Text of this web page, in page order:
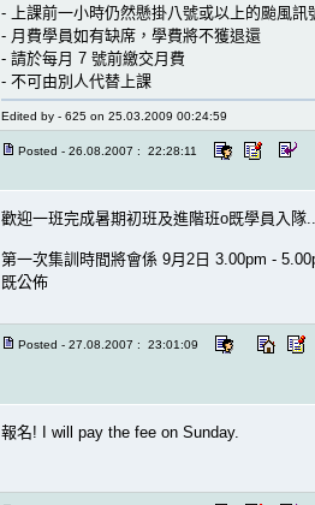
- 上課前一小時仍然懸掛八號或以上的颱風
- 月費學員如有缺席，學費將不獲退還
- 請於每月 7 號前繳交月費
- 不可由別人代替上課
Edited by - 625 on 25.03.2009 00:24:59
Posted - 26.08.2007 : 22:28:11
歡迎一班完成暑期初班及進階班o既學員入隊
第一次集訓時間將會係 9月2日 3.00pm -
既公佈
Posted - 27.08.2007 : 23:01:09
報名! I will pay the fee on Sunday.